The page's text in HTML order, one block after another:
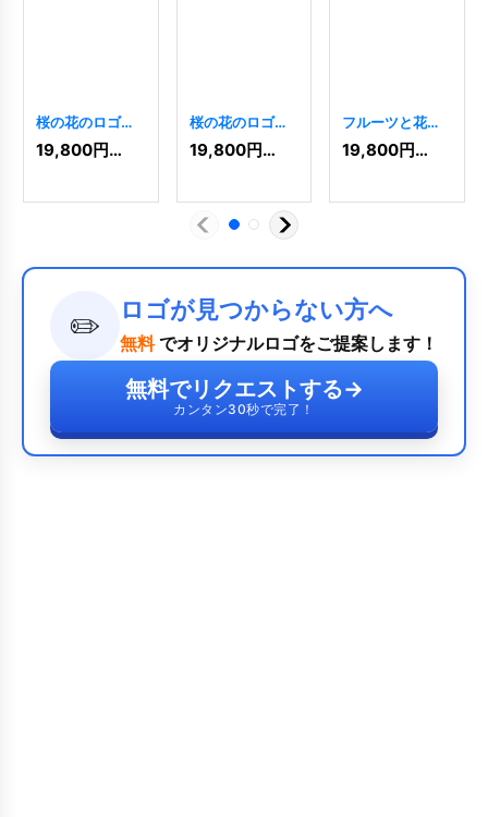
桜の花のロゴ
[5445]
19,800円(税込)
桜の花のロゴ
[1399]
19,800円(税込)
フルーツと花の
カラフルなロゴ
[7476]
19,800円(税込)
✏️ ロゴが見つからない方へ
無料 でオリジナルロゴをご提案します！
無料でリクエストする→
カンタン30秒で完了！